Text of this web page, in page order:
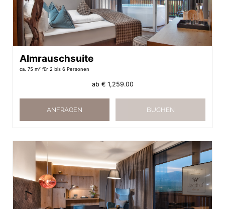
Almrauschsuite
ca. 75 m² für 2 bis 6 Personen
ab € 1,259.00
ANFRAGEN BUCHEN